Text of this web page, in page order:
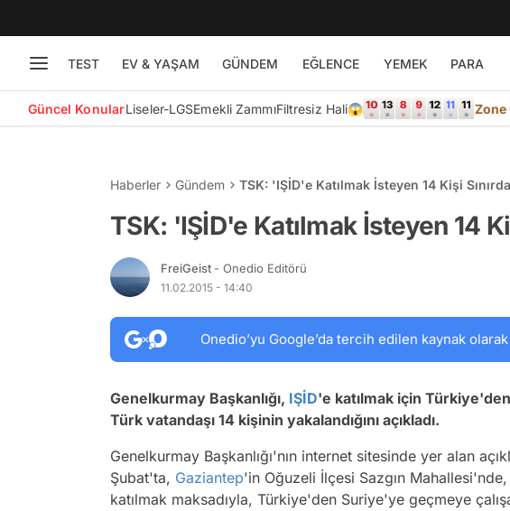
TEST EV & YAŞAM GÜNDEM EĞLENCE YEMEK PARA
Güncel KonularLiseler-LGSEmekli ZammıFiltresiz Hali😱 Zone
Haberler Gündem TSK: 'IŞİD'e Katılmak İsteyen 14 Kişi
TSK: 'IŞİD'e Katılmak İsteyen 14
FreiGeist - Onedio Editörü
11.02.2015 - 14:40
Onedio’yu Google’da tercih edilen kaynak
Genelkurmay Başkanlığı, IŞİD'e katılmak için Türkiye'den
Türk vatandaşı 14 kişinin yakalandığını açıkladı.
Genelkurmay Başkanlığı'nın internet sitesinde yer alan
Şubat'ta, Gaziantep'in Oğuzeli İlçesi Sazgın Mahallesi'nde,
katılmak maksadıyla, Türkiye'den Suriye'ye geçmeye